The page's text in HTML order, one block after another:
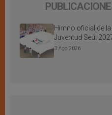
Himno oficial de
Juventud Seúl
3 Ago 2026